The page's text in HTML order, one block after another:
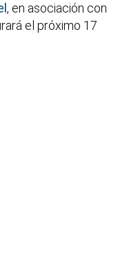
, en asociación con
el próximo 17